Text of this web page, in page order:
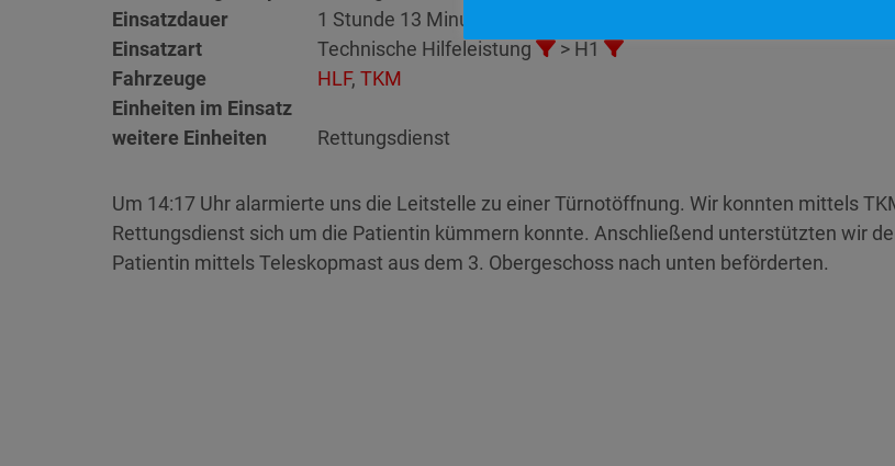
Einsatzdauer
1 Stunde 13 Minuten
Einsatzart
Technische Hilfeleistung
> H1
Fahrzeuge
HLF, TKM
Einheiten im Einsatz
weitere Einheiten
Rettungsdienst
Um 14:17 Uhr alarmierte uns die Leitstelle zu einer Türnotöffnung. Wir konnten mittels
Rettungsdienst sich um die Patientin kümmern konnte. Anschließend unterstützten wir
Patientin mittels Teleskopmast aus dem 3. Obergeschoss nach unten beförderten.